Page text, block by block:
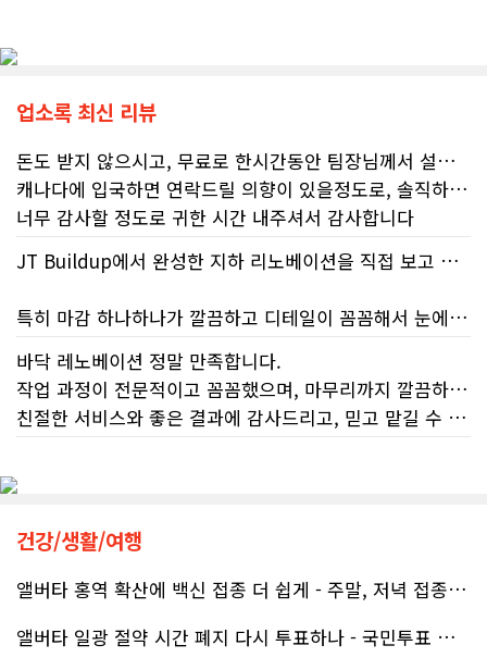
업소록 최신 리뷰
돈도 받지 않으시고, 무료로 한시간동안 팀장님께서 설명해주시고 상담해주셨어요!
캐나다에 입국하면 연락드릴 의향이 있을정도로, 솔직하게 많은 얘길 해주신 것 같습니다!
너무 감사할 정도로 귀한 시간 내주셔서 감사합니다
JT Buildup에서 완성한 지하 리노베이션을 직접 보고 정말 완전 감동 깊었습니다. 단순히 공간을 새롭게 바꾼 정도가 아니라, 공간의 활용도와 전체적인 분위기까지 세심하게 고려해서 완전히 4성급 호텔 버금가는 새로운 공간으로 만들어 놓았더라고요.
특히 마감 하나하나가 깔끔하고 디테일이 꼼꼼해서 눈에 보이는 부분뿐만 아니라 보이지 않는 부분까지 신경 써서 시공해거 100프로 신뢰가 느껴졌습니다. 전체적인 완성도도 기대 이상이었고, 정말 놀라웠어요.
리노베이션은 정말 믿을 만한 업체에 맡겨야 해요. JT Buildup이라면 믿고 맡길 수 있겠다는 생각이 들었습니다. 집 리노베이션이나 지하 공간 공사를 계획하고 계신 분들께 자신 있게 추천하고 싶습니다.
바닥 레노베이션 정말 만족합니다.
작업 과정이 전문적이고 꼼꼼했으며, 마무리까지 깔끔하게 해주셨습니다.
친절한 서비스와 좋은 결과에 감사드리고, 믿고 맡길 수 있는 업체라 추천합니다.
건강/생활/여행
앨버타 홍역 확산에 백신 접종 더 쉽게 - 주말, 저녁 접종 클리닉 열..
앨버타 일광 절약 시간 폐지 다시 투표하나 - 국민투표 기준 낮춰지며 ..